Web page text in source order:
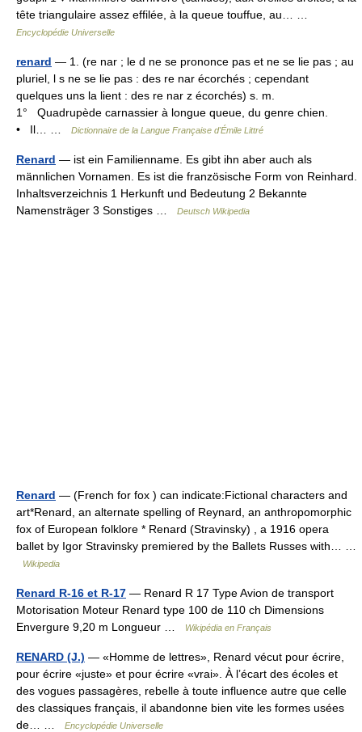
tête triangulaire assez effilée, à la queue touffue, au… …
Encyclopédie Universelle
renard — 1. (re nar ; le d ne se prononce pas et ne se lie pas ; au
pluriel, l s ne se lie pas : des re nar écorchés ; cependant
quelques uns la lient : des re nar z écorchés) s. m.
1° Quadrupède carnassier à longue queue, du genre chien.
• Il… …
Dictionnaire de la Langue Française d'Émile Littré
Renard — ist ein Familienname. Es gibt ihn aber auch als
männlichen Vornamen. Es ist die französische Form von Reinhard.
Inhaltsverzeichnis 1 Herkunft und Bedeutung 2 Bekannte
Namensträger 3 Sonstiges …
Deutsch Wikipedia
Renard — (French for fox ) can indicate:Fictional characters and
art*Renard, an alternate spelling of Reynard, an anthropomorphic
fox of European folklore * Renard (Stravinsky) , a 1916 opera
ballet by Igor Stravinsky premiered by the Ballets Russes with… …
Wikipedia
Renard R-16 et R-17 — Renard R 17 Type Avion de transport
Motorisation Moteur Renard type 100 de 110 ch Dimensions
Envergure 9,20 m Longueur …
Wikipédia en Français
RENARD (J.) — «Homme de lettres», Renard vécut pour écrire,
pour écrire «juste» et pour écrire «vrai». À l’écart des écoles et
des vogues passagères, rebelle à toute influence autre que celle
des classiques français, il abandonne bien vite les formes usées
de… …
Encyclopédie Universelle